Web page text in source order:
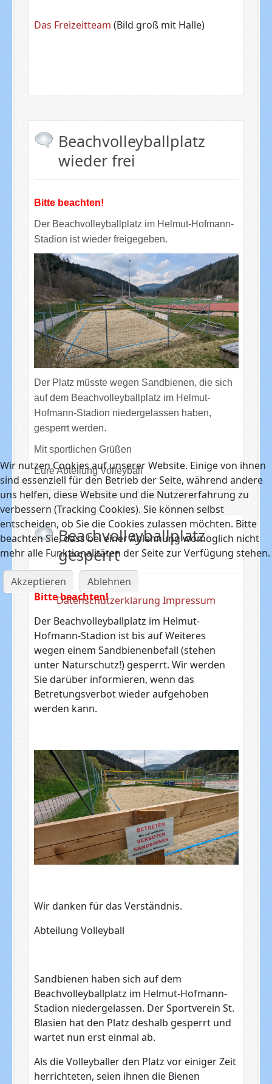
Das Freizeitteam (Bild groß mit Halle)
Beachvolleyballplatz
wieder frei
Bitte beachten!
Der Beachvolleyballplatz im Helmut-Hofmann-
Stadion ist wieder freigegeben.
Der Platz müsste wegen Sandbienen, die sich
auf dem Beachvolleyballplatz im Helmut-
Hofmann-Stadion niedergelassen haben,
gesperrt werden.
Mit sportlichen Grüßen
Eure Abteilung Volleyball
Beachvolleyballplatz
gesperrt
Bitte beachten!
Der Beachvolleyballplatz im Helmut-
Hofmann-Stadion ist bis auf Weiteres
wegen einem Sandbienenbefall (stehen
unter Naturschutz!) gesperrt. Wir werden
Sie darüber informieren, wenn das
Betretungsverbot wieder aufgehoben
werden kann.
Wir danken für das Verständnis.
Abteilung Volleyball
Sandbienen haben sich auf dem
Beachvolleyballplatz im Helmut-Hofmann-
Stadion niedergelassen. Der Sportverein St.
Blasien hat den Platz deshalb gesperrt und
wartet nun erst einmal ab.
Als die Volleyballer den Platz vor einiger Zeit
herrichteten, seien ihnen die Bienen
Wir nutzen Cookies auf unserer Website. Einige von ihnen
sind essenziell für den Betrieb der Seite, während andere
uns helfen, diese Website und die Nutzererfahrung zu
verbessern (Tracking Cookies). Sie können selbst
entscheiden, ob Sie die Cookies zulassen möchten. Bitte
beachten Sie, dass bei einer Ablehnung womöglich nicht
mehr alle Funktionalitäten der Seite zur Verfügung stehen.
Akzeptieren
Ablehnen
Datenschutzerklärung Impressum